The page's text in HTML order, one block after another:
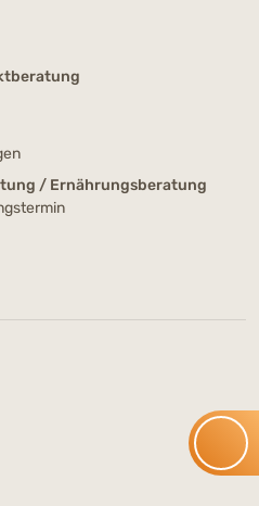
/ Ernährungsberatung